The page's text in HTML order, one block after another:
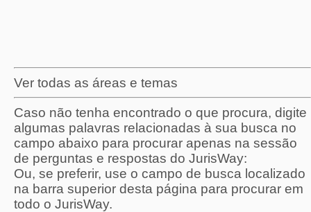
Ver todas as áreas e temas
Caso não tenha encontrado o que procura, digite
algumas palavras relacionadas à sua busca no
campo abaixo para procurar apenas na sessão
de perguntas e respostas do JurisWay:
Ou, se preferir, use o campo de busca localizado
na barra superior desta página para procurar em
todo o JurisWay.